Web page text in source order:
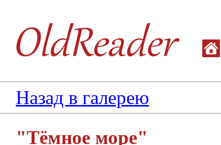
Назад в галерею
"Тёмное море"